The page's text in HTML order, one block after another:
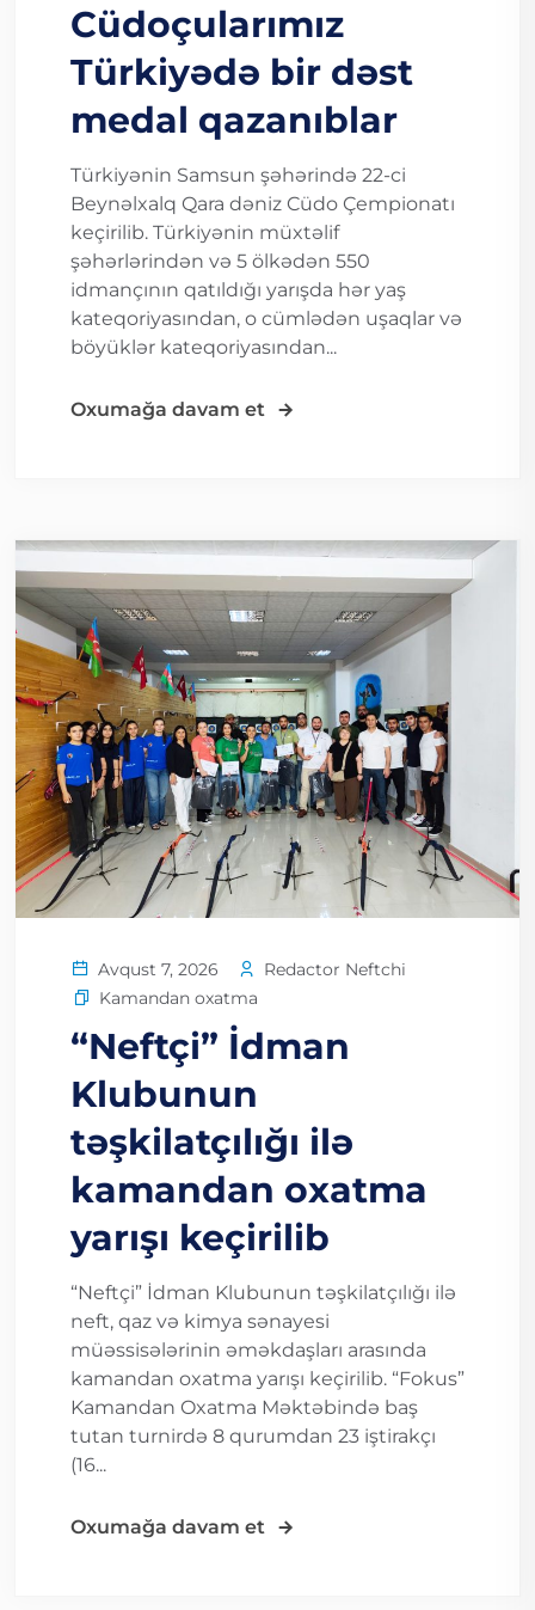
Cüdoçularımız
Türkiyədə bir dəst
medal qazanıblar
Türkiyənin Samsun şəhərində 22-ci
Beynəlxalq Qara dəniz Cüdo Çempionatı
keçirilib. Türkiyənin müxtəlif
şəhərlərindən və 5 ölkədən 550
idmançının qatıldığı yarışda hər yaş
kateqoriyasından, o cümlədən uşaqlar və
böyüklər kateqoriyasından...
Oxumağa davam et
Avqust 7, 2026
Redactor Neftchi
Kamandan oxatma
“Neftçi” İdman
Klubunun
təşkilatçılığı ilə
kamandan oxatma
yarışı keçirilib
“Neftçi” İdman Klubunun təşkilatçılığı ilə
neft, qaz və kimya sənayesi
müəssisələrinin əməkdaşları arasında
kamandan oxatma yarışı keçirilib. “Fokus”
Kamandan Oxatma Məktəbində baş
tutan turnirdə 8 qurumdan 23 iştirakçı
(16...
Oxumağa davam et